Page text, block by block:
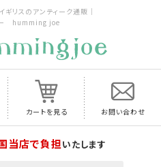
ギリスのアンティーク通販｜
ー humming joe
カートを見る お問い合わせ
当店で負担いたします